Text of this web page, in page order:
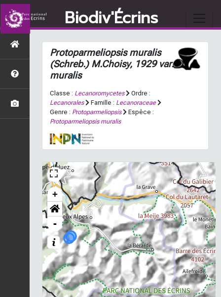
Biodiv'Écrins
Protoparmeliopsis muralis
(Schreb.) M.Choisy, 1929 var.
muralis
Classe : Lecanoromycetes
Ordre :
Lecanorales
Famille : Lecanoraceae
Genre : Protoparmeliopsis
Espèce :
Protoparmeliopsis muralis
+
-